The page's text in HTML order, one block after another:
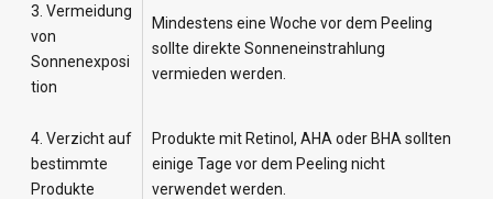
3. Vermeidung
von
Sonnenexposi
tion
Mindestens eine Woche vor dem Peeling
sollte direkte Sonneneinstrahlung
vermieden werden.
4. Verzicht auf
bestimmte
Produkte
Produkte mit Retinol, AHA oder BHA sollten
einige Tage vor dem Peeling nicht
verwendet werden.